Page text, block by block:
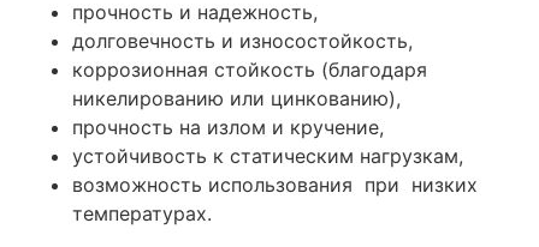
прочность и надежность,
долговечность и износостойкость,
коррозионная стойкость (благодаря
никелированию или цинкованию),
прочность на излом и кручение,
устойчивость к статическим нагрузкам,
возможность использования при низких
температурах.